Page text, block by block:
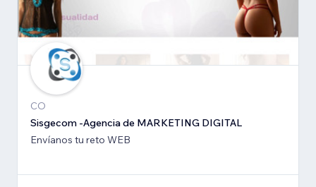
CO
Sisgecom -Agencia de MARKETING DIGITAL
Envíanos tu reto WEB